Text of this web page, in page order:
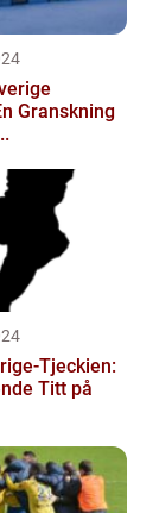
Granskning
Tjeckien:
Titt på